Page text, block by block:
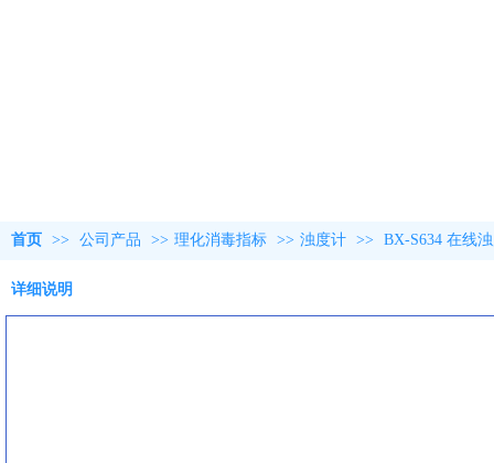
首页 >> 公司产品 >> 理化消毒指标 >> 浊度计 >> BX-S634 在线
详细说明